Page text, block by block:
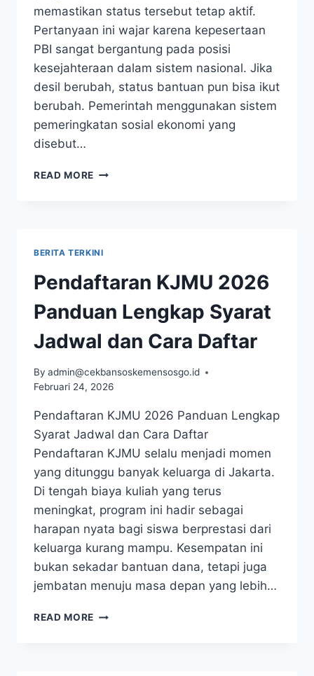
memastikan status tersebut tetap aktif.
Pertanyaan ini wajar karena kepesertaan
PBI sangat bergantung pada posisi
kesejahteraan dalam sistem nasional. Jika
desil berubah, status bantuan pun bisa ikut
berubah. Pemerintah menggunakan sistem
pemeringkatan sosial ekonomi yang
disebut…
READ MORE DESIL
BERITA TERKINI
Pendaftaran KJMU 2026
Panduan Lengkap Syarat
Jadwal dan Cara Daftar
By admin@cekbansoskemensosgo.id
Februari 24, 2026
Pendaftaran KJMU 2026 Panduan Lengkap
Syarat Jadwal dan Cara Daftar
Pendaftaran KJMU selalu menjadi momen
yang ditunggu banyak keluarga di Jakarta.
Di tengah biaya kuliah yang terus
meningkat, program ini hadir sebagai
harapan nyata bagi siswa berprestasi dari
keluarga kurang mampu. Kesempatan ini
bukan sekadar bantuan dana, tetapi juga
jembatan menuju masa depan yang lebih…
READ MORE PENDAFTARAN